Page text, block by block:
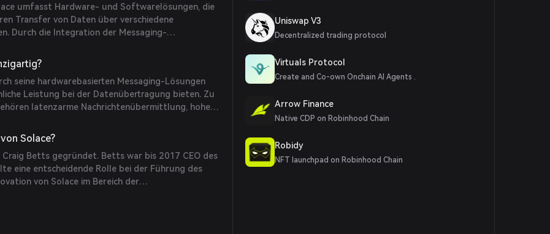
umfasst Hardware- und Softwarelösungen, die
Transfer von Daten über verschiedene
Durch die Integration der Messaging-
stellt Solace eine latenzarme und
sicher, die den Anforderungen moderner
seine hardwarebasierten Messaging-Lösungen
Leistung bei der Datenübertragung bieten. Zu
latenzarme Nachrichtenübermittlung, hoher
verschiedener Messaging-Protokolle, was es
die Echtzeit-Datenverarbeitung benötigen.
Solace?
Betts gegründet. Betts war bis 2017 CEO des
eine entscheidende Rolle bei der Führung des
von Solace im Bereich der
Uniswap V3
Decentralized trading protocol
Virtuals Protocol
Create and Co-own Onchain AI Agents .
Arrow Finance
Native CDP on Robinhood Chain
Robidy
NFT launchpad on Robinhood Chain